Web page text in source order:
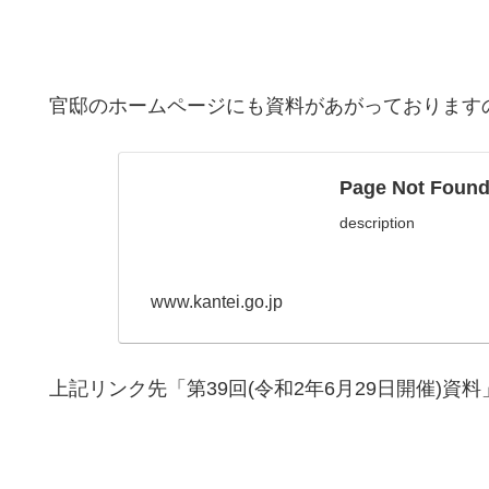
官邸のホームページにも資料があがっておりま
Page Not
description
www.kantei.go.jp
上記リンク先「第39回(令和2年6月29日開催)資